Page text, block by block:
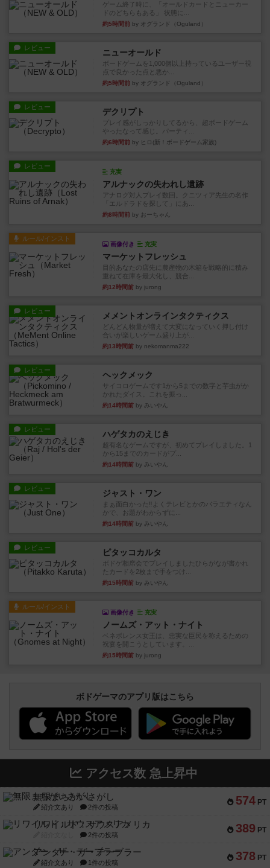
ゲーム終了時に、「オールドカードとニューカー
ドのどちらもある」 状態に...
約5時間前 by オグランド（Oguland）
レビュー ニューオールド
ボードゲームを1,000個以上持っているユーザー視
点で良かった点と悪か...
約5時間前 by オグランド（Oguland）
レビュー デクリプト
プレイ感がしっかりしてるから、超ボードゲーム
やったなって感じ。パーティ...
約6時間前 by ヒロ(新！ボードゲーム家族)
レビュー
充実
アルナックの失われし遺跡
アナログ対人プレイ数回。クニツィア先生の名作
「エルドラドを探して」にあ...
約8時間前 by おーちゃん
ルール/インスト
画像付き 充実
マーケットフレッシュ
目的あなたの店先に農産物の木箱を戦略的に積み
重ねて在庫を最大化し、競合...
約12時間前 by jurong
レビュー メメントオンラインタクティクス
どんどん物量が増えて大変になっていく押し付け
合いが楽しいゲーム盛り上が...
約13時間前 by nekomanma222
レビュー ヘックメック
サイコロゲームです1から5までの数字と芋虫がか
かれたダイス。これを振っ...
約14時間前 by みいやん
レビュー ハゲタカのえじき
超有名なゲームですが、初めてプレイしました。1
から15までのカードがプ...
約14時間前 by みいやん
レビュー ジャスト・ワン
まぁ面白かった‼️よくテレビとかのバラエティなん
かで、お題がわからずに...
約14時間前 by みいやん
レビュー ピタッコカルタ
ボドゲ相席会でプレイしましたひらがなが書かれ
たカードを2枚まで手をつけ...
約15時間前 by みいやん
ルール/インスト
画像付き 充実
ノームズ・アット・ナイト
ベネボレンス女王は、忠実な臣民を称えるための
祝宴を開こうとしています。...
約15時間前 by jurong
ボドゲーマのアプリ版はこちら
アクセス数 急上昇中
574 PT
無限まちがいさがし
紹介文あり 2件の投稿
389 PT
リワイルド：サウスアメリカ
2件の投稿
378 PT
アンダー・ザ・テーブラー
紹介文あり 1件の投稿